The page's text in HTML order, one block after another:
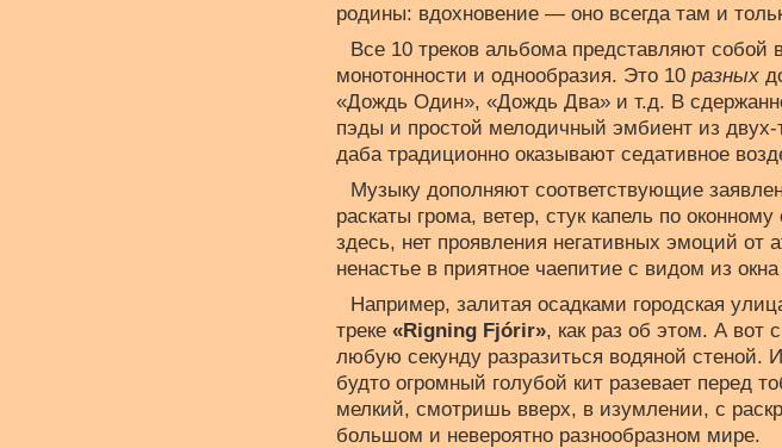
родины: вдохновение — оно всегда там и
Все 10 треков альбома представляют собой
монотонности и однообразия. Это 10 разных
«Дождь Один», «Дождь Два» и т.д. В
пэды и простой мелодичный эмбиент из
даба традиционно оказывают седативное
Музыку дополняют соответствующие
раскаты грома, ветер, стук капель по оконному
здесь, нет проявления негативных эмоций
ненастье в приятное чаепитие с видом из
Например, залитая осадками городская
треке «Rigning Fjórir», как раз об этом. А вот
любую секунду разразиться водяной стеной.
будто огромный голубой кит разевает перед
мелкий, смотришь вверх, в изумлении, с
большом и невероятно разнообразном мире.